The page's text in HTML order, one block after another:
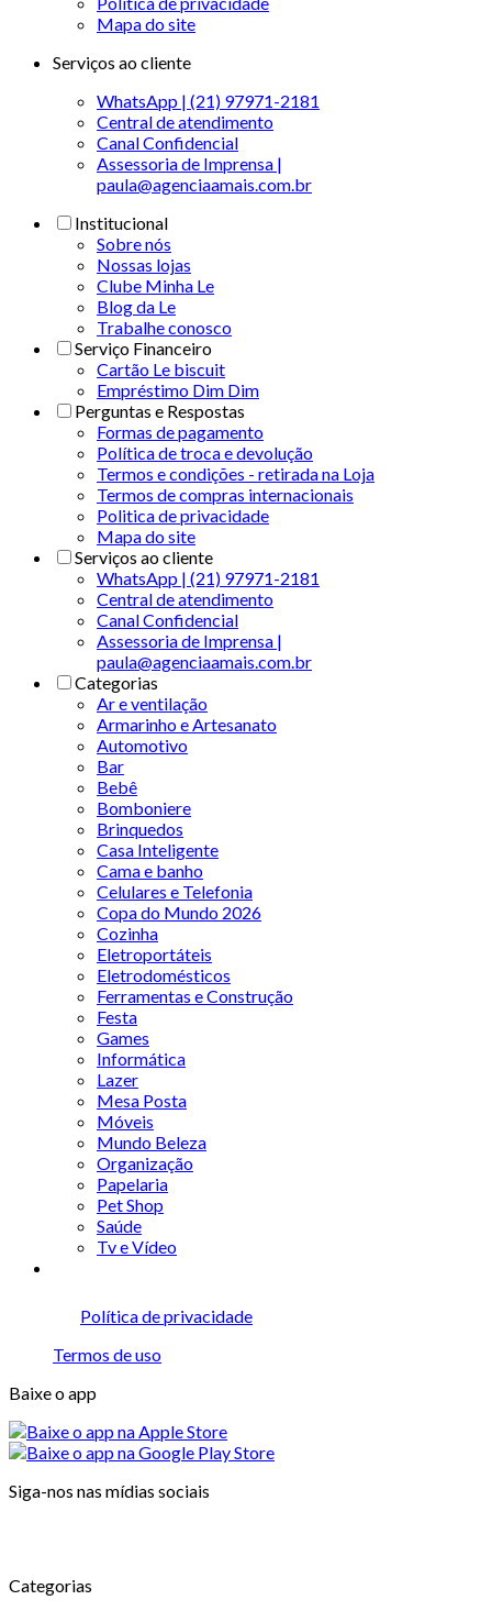
Mapa do site
Serviços ao cliente
WhatsApp | (21) 97971-2181
Central de atendimento
Canal Confidencial
Assessoria de Imprensa |
paula@agenciaamais.com.br
Institucional
Sobre nós
Nossas lojas
Clube Minha Le
Blog da Le
Trabalhe conosco
Serviço Financeiro
Cartão Le biscuit
Empréstimo Dim Dim
Perguntas e Respostas
Formas de pagamento
Política de troca e devolução
Termos e condições - retirada na Loja
Termos de compras internacionais
Politica de privacidade
Mapa do site
Serviços ao cliente
WhatsApp | (21) 97971-2181
Central de atendimento
Canal Confidencial
Assessoria de Imprensa |
paula@agenciaamais.com.br
Categorias
Ar e ventilação
Armarinho e Artesanato
Automotivo
Bar
Bebê
Bomboniere
Brinquedos
Casa Inteligente
Cama e banho
Celulares e Telefonia
Copa do Mundo 2026
Cozinha
Eletroportáteis
Eletrodomésticos
Ferramentas e Construção
Festa
Games
Informática
Lazer
Mesa Posta
Móveis
Mundo Beleza
Organização
Papelaria
Pet Shop
Saúde
Tv e Vídeo
Política de privacidade
Termos de uso
Baixe o app
Siga-nos nas mídias sociais
Categorias